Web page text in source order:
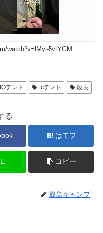
watch?v=lMyl-5vtYGM
テント tcテント 改良
る
はてブ
コピー
簡単キャンプ